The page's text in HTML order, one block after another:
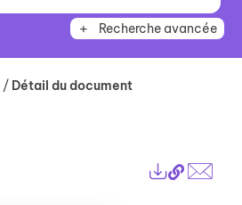
Recherche avancée
/ Détail du document
Lien